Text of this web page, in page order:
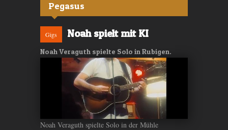
Pegasus
Gigs Noah spielt mit KI
Noah Veraguth spielte Solo in Rubigen.
Noah Veraguth spielte Solo in der Mühle